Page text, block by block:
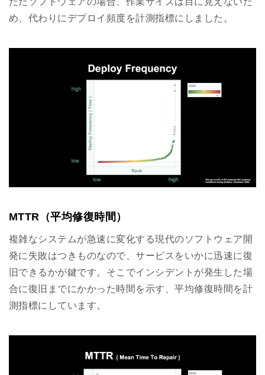
め、代わりにデプロイ頻度を計測指標にしました。
MTTR（平均修復時間）
複雑なシステムが急速に変化する現代のソフトウェア開
発に失敗はつきものなので、サービスをいかに迅速に復
旧できるかが鍵です。そこでインシデントが発生した場
合に復旧までにかかった時間を示す、平均修復時間を計
測指標にしています。